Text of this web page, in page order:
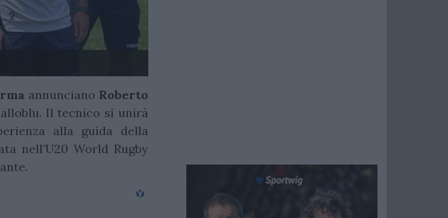
annunciano Roberto
Il tecnico si unirà
alla guida della
nell’U20 World Rugby